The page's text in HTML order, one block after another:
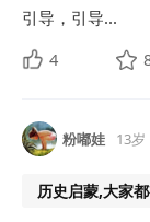
引导，引导...
4
粉嘟娃 13岁
历史启蒙,大家